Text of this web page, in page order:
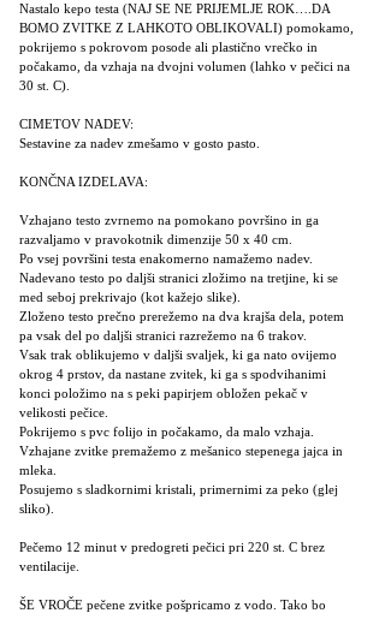
Nastalo kepo testa (NAJ SE NE PRIJEMLJE ROK….DA
BOMO ZVITKE Z LAHKOTO OBLIKOVALI) pomokamo,
pokrijemo s pokrovom posode ali plastično vrečko in
počakamo, da vzhaja na dvojni volumen (lahko v pečici na
30 st. C).
CIMETOV NADEV:
Sestavine za nadev zmešamo v gosto pasto.
KONČNA IZDELAVA:
Vzhajano testo zvrnemo na pomokano površino in ga
razvaljamo v pravokotnik dimenzije 50 x 40 cm.
Po vsej površini testa enakomerno namažemo nadev.
Nadevano testo po daljši stranici zložimo na tretjine, ki se
med seboj prekrivajo (kot kažejo slike).
Zloženo testo prečno prerežemo na dva krajša dela, potem
pa vsak del po daljši stranici razrežemo na 6 trakov.
Vsak trak oblikujemo v daljši svaljek, ki ga nato ovijemo
okrog 4 prstov, da nastane zvitek, ki ga s spodvihanimi
konci položimo na s peki papirjem obložen pekač v
velikosti pečice.
Pokrijemo s pvc folijo in počakamo, da malo vzhaja.
Vzhajane zvitke premažemo z mešanico stepenega jajca in
mleka.
Posujemo s sladkornimi kristali, primernimi za peko (glej
sliko).
Pečemo 12 minut v predogreti pečici pri 220 st. C brez
ventilacije.
ŠE VROČE pečene zvitke pošpricamo z vodo. Tako bo